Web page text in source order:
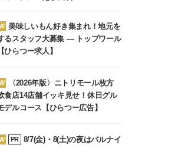
美味しいもん好き集まれ！地元を
るスタッフ大募集 ― トップワール
ひらつー求人】
〈2026年版〉ニトリモール枚方
食店14店舗イッキ見せ！休日グル
デルコース【ひらつー広告】
PR
8/7(金)・8(土)の夜はバルナイ